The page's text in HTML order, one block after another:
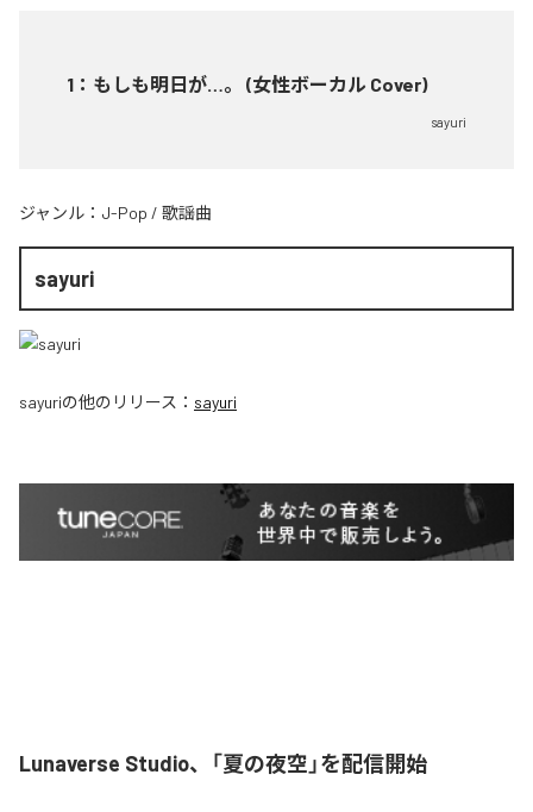
1 ： もしも明日が…。 (女性ボーカル Cover)
sayuri
ジャンル： J-Pop / 歌謡曲
sayuri
sayuriの他のリリース： sayuri
Lunaverse Studio、「夏の夜空」を配信開始